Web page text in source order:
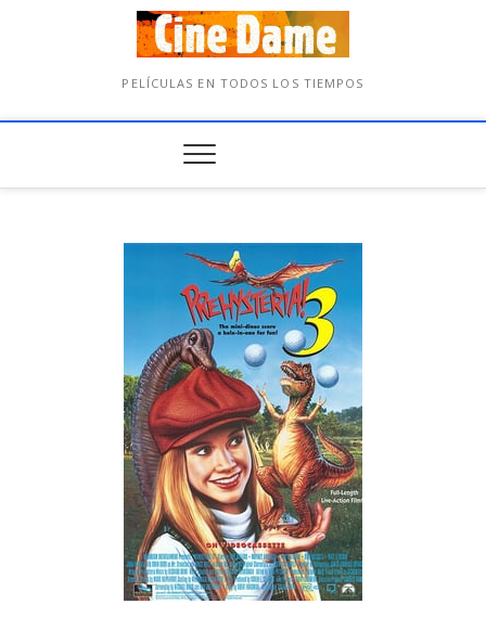
PELÍCULAS EN TODOS LOS TIEMPOS